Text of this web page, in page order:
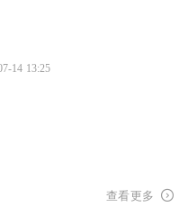
14 13:25
查看更多